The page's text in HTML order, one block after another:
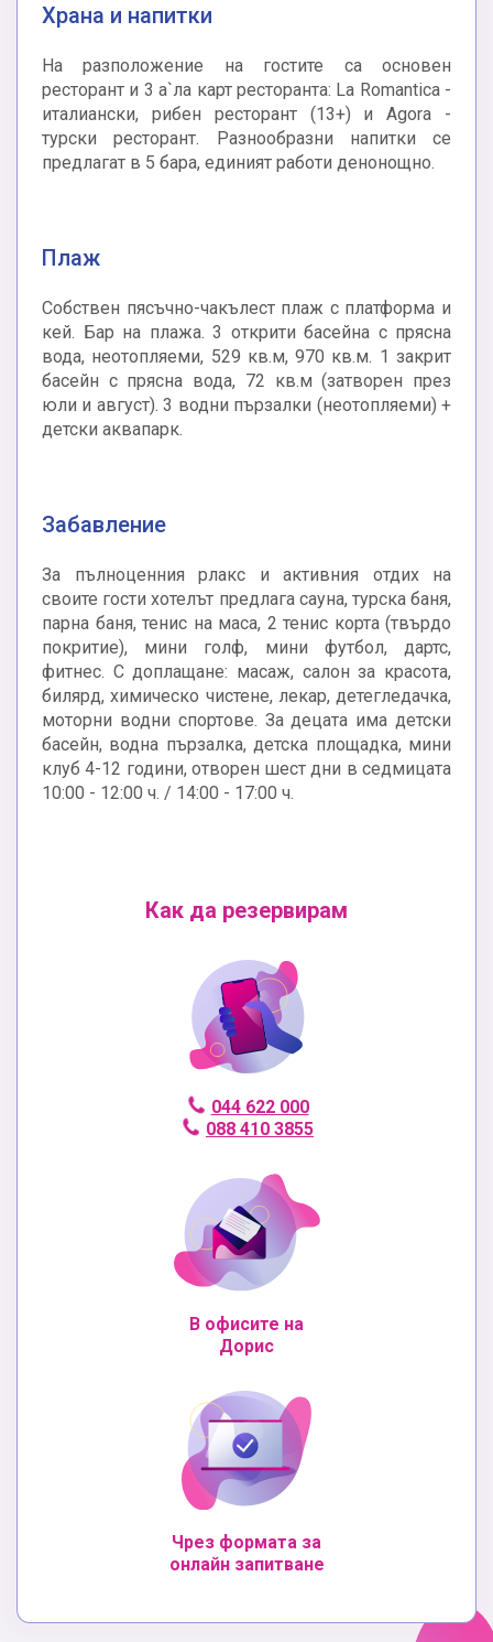
Храна и напитки
На разположение на гостите са основен
ресторант и 3 а`ла карт ресторанта: La Romantica -
италиански, рибен ресторант (13+) и Agora -
турски ресторант. Разнообразни напитки се
предлагат в 5 бара, единият работи денонощно.
Плаж
Собствен пясъчно-чакълест плаж с платформа и
кей. Бар на плажа. 3 открити басейна с прясна
вода, неотопляеми, 529 кв.м, 970 кв.м. 1 закрит
басейн с прясна вода, 72 кв.м (затворен през
юли и август). 3 водни пързалки (неотопляеми) +
детски аквапарк.
Забавление
За пълноценния рлакс и активния отдих на
своите гости хотелът предлага сауна, турска баня,
парна баня, тенис на маса, 2 тенис корта (твърдо
покритие), мини голф, мини футбол, дартс,
фитнес. С доплащане: масаж, салон за красота,
билярд, химическо чистене, лекар, детегледачка,
моторни водни спортове. За децата има детски
басейн, водна пързалка, детска площадка, мини
клуб 4-12 години, отворен шест дни в седмицата
10:00 - 12:00 ч. / 14:00 - 17:00 ч.
Как да резервирам
044 622 000
088 410 3855
В офисите на
Дорис
Чрез формата за
онлайн запитване